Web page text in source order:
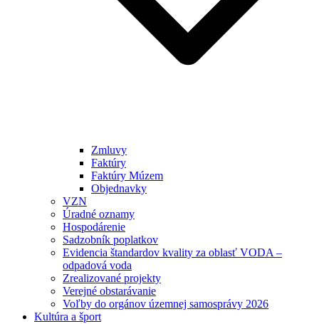
Zmluvy
Faktúry
Faktúry Múzem
Objednavky
VZN
Úradné oznamy
Hospodárenie
Sadzobník poplatkov
Evidencia štandardov kvality za oblasť VODA –
odpadová voda
Zrealizované projekty
Verejné obstarávanie
Voľby do orgánov územnej samosprávy 2026
Kultúra a šport